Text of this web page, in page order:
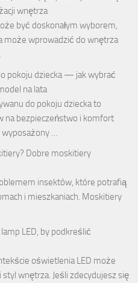
wnętrza
być doskonałym wyborem,
może wprowadzić do wnętrza
pokoju dziecka — jak wybrać
na lata
do pokoju dziecka to
na bezpieczeństwo i komfort
wyposażony …
Dobre moskitiery
insektów, które potrafią
i mieszkaniach. Moskitiery
LED, by podkreślić
oświetlenia LED może
wnętrza. Jeśli zdecydujesz się